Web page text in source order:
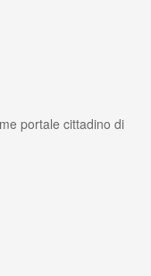
portale cittadino di